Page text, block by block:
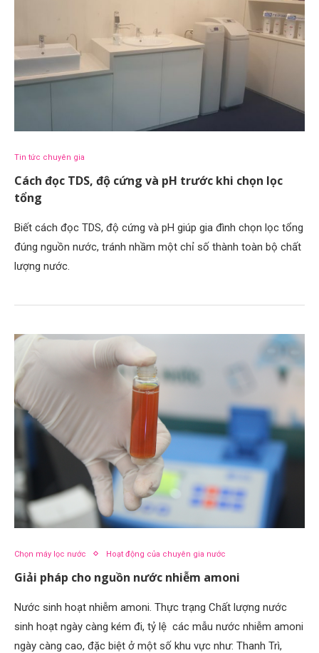
Tin tức chuyên gia
Cách đọc TDS, độ cứng và pH trước khi chọn lọc
tổng
Biết cách đọc TDS, độ cứng và pH giúp gia đình chọn lọc tổng
đúng nguồn nước, tránh nhầm một chỉ số thành toàn bộ chất
lượng nước.
Chọn máy lọc nước Hoạt động của chuyên gia nước
Giải pháp cho nguồn nước nhiễm amoni
Nước sinh hoạt nhiễm amoni. Thực trạng Chất lượng nước
sinh hoạt ngày càng kém đi, tỷ lệ các mẫu nước nhiễm amoni
ngày càng cao, đặc biệt ở một số khu vực như: Thanh Trì,